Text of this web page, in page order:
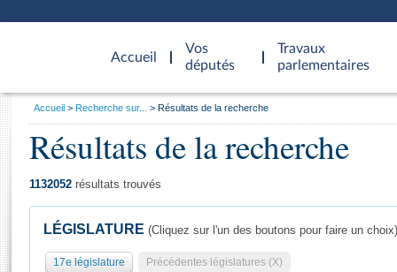
Accueil
d'accueil
Vos
députés
Travaux
parlementaires
Général
Vous
Accueil Recherche sur... Résultats de la recherche
Résultats de la recherche
1132052 résultats trouvés
LÉGISLATURE (Cliquez sur l'un des boutons pour faire un choix)
17e législature Précédentes législatures (X)